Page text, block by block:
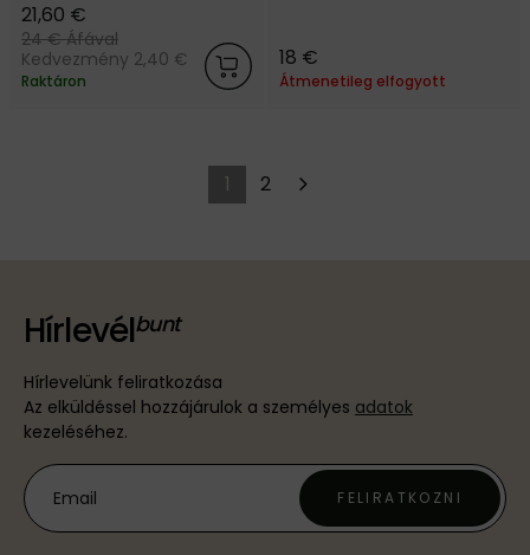
paraffinból, a dán ester & erik
márkától.
21,60 €
24 €Áfával
Kedvezmény 2,40 €
Raktáron
18 €
Átmenetileg elfogyott
1 2
Hírlevél
Hírlevelünk feliratkozása
Az elküldéssel hozzájárulok a személyes adatok
kezeléséhez.
FELIRATKOZNI